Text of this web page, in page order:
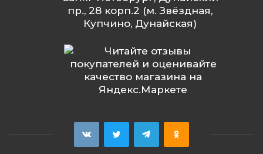
пр., 28 корп.2 (м. Звёздная,
Купчино, Дунайская)